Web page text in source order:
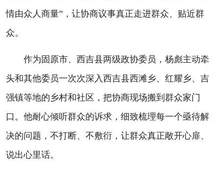
情由众人商量”，让协商议事真正走进群众、贴近群
众。
作为固原市、西吉县两级政协委员，杨彪主动牵
头和其他委员一次次深入西吉县西滩乡、红耀乡、吉
强镇等地的乡村和社区，把协商现场搬到群众家门
口。他耐心倾听群众的诉求，细致梳理每一个亟待解
决的问题，不打断、不敷衍，让群众真正敞开心扉、
说出心里话。